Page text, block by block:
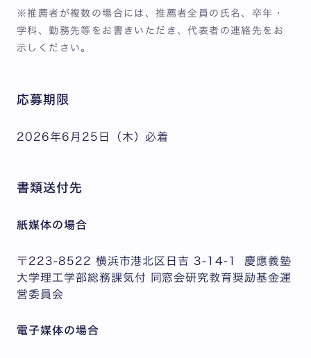
※推薦者が複数の場合には、推薦者全員の氏名、卒年・
学科、勤務先等をお書きいただき、代表者の連絡先をお
示しください。
応募期限
2026年6月25日（木）必着
書類送付先
紙媒体の場合
〒223-8522 横浜市港北区日吉 3-14-1 慶應義塾
大学理工学部総務課気付 同窓会研究教育奨励基金運
営委員会
電子媒体の場合